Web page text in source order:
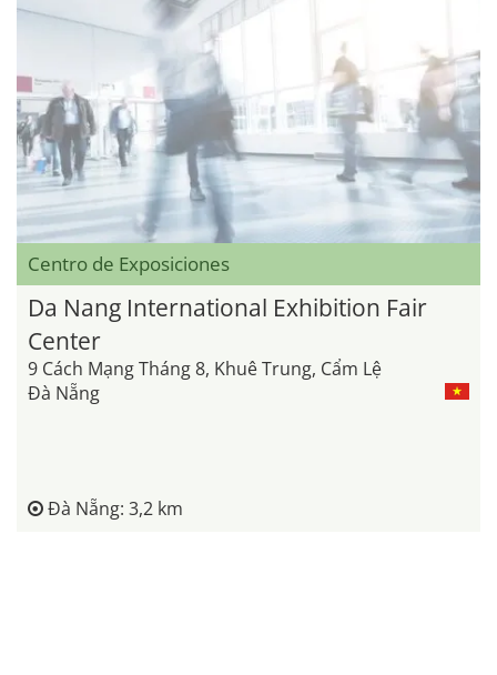
Centro de Exposiciones
Da Nang International Exhibition Fair
Center
9 Cách Mạng Tháng 8, Khuê Trung, Cẩm Lệ
Đà Nẵng
Đà Nẵng: 3,2 km